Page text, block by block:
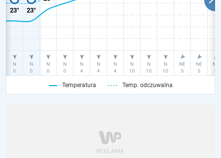
Temperatura Temp. odczuwalna